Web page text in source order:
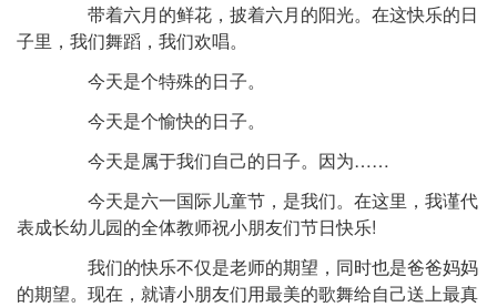
带着六月的鲜花，披着六月的阳光。在这快乐的日
子里，我们舞蹈，我们欢唱。
今天是个特殊的日子。
今天是个愉快的日子。
今天是属于我们自己的日子。因为……
今天是六一国际儿童节，是我们。在这里，我谨代
表成长幼儿园的全体教师祝小朋友们节日快乐!
我们的快乐不仅是老师的期望，同时也是爸爸妈妈
的期望。现在，就请小朋友们用最美的歌舞给自己送上最真